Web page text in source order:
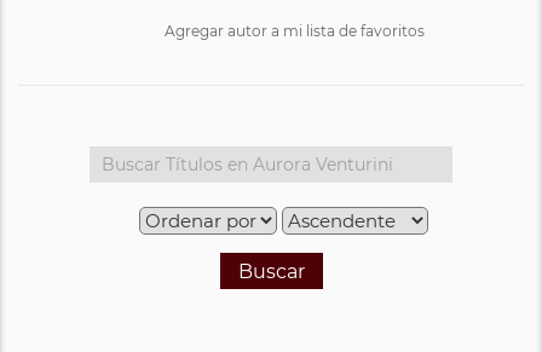
Agregar autor a mi lista de favoritos
Buscar